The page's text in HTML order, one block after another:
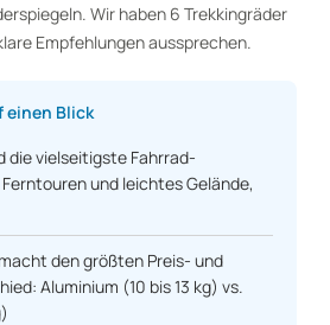
Wir haben 6 Trekkingräder
Empfehlungen aussprechen.
einen Blick
die vielseitigste Fahrrad-
und leichtes Gelände,
den größten Preis- und
Aluminium (10 bis 13 kg) vs.